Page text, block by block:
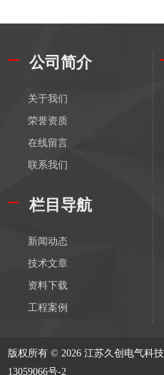
公司简介
关于我们
荣誉资质
在线留言
联系我们
栏目导航
新闻动态
技术文章
资料下载
工程案例
版权所有 © 2026 江苏久创电气
13059066号-2